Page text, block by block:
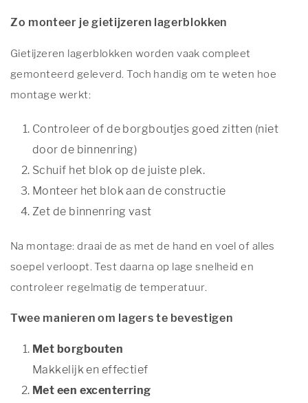
Zo monteer je gietijzeren lagerblokken
Gietijzeren lagerblokken worden vaak compleet
gemonteerd geleverd. Toch handig om te weten hoe
montage werkt:
Controleer of de borgboutjes goed zitten (niet
door de binnenring)
Schuif het blok op de juiste plek.
Monteer het blok aan de constructie
Zet de binnenring vast
Na montage: draai de as met de hand en voel of alles
soepel verloopt. Test daarna op lage snelheid en
controleer regelmatig de temperatuur.
Twee manieren om lagers te bevestigen
Met borgbouten
Makkelijk en effectief
Met een excenterring